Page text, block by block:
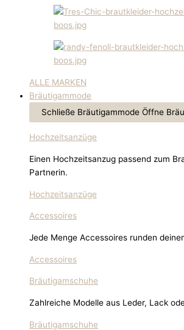
ALLE MARKEN
Bräutigammode
Schließe Bräutigammode Öffne
Hochzeitsanzüge
Einen Hochzeitsanzug passend zum
Partnerin.
Hochzeitsanzüge
Accessoires
Jede Menge Accessoires runden
Accessoires
Bräutigamschuhe
Zahlreiche Modelle aus Leder, Lack
Bräutigamschuhe